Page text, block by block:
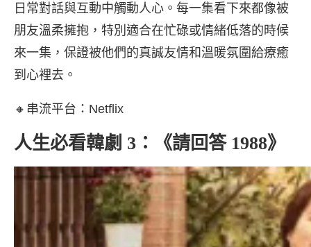
日常對話與互動中觸動人心。每一集看下來都像被
朋友溫柔擁抱，特別適合在忙碌或情緒低落的時候
來一集，保證被他們的真誠友情和溫暖氛圍給療癒
到心裡去。
🔸串流平台：Netflix
人生必看韓劇 3：《請回答 1988》